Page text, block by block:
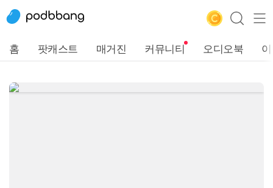
홈 팟캐스트 매거진 커뮤니티 오디오북